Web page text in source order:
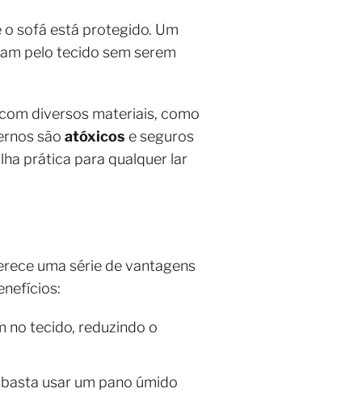
sofá está protegido. Um
pelo tecido sem serem
diversos materiais, como
são atóxicos e seguros
prática para qualquer lar
uma série de vantagens
no tecido, reduzindo o
usar um pano úmido